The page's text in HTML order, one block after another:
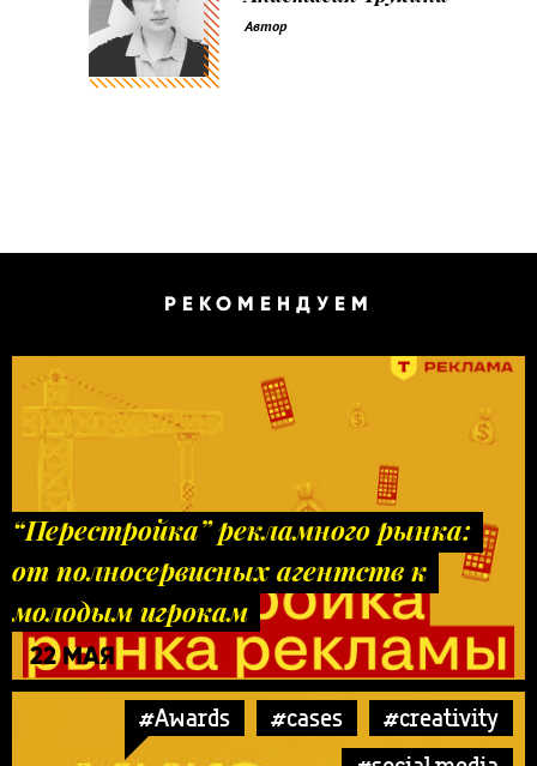
Автор
РЕКОМЕНДУЕМ
“Перестройка” рекламного рынка:
от полносервисных агентств к
молодым игрокам
22 МАЯ
#Awards #cases
#creativity